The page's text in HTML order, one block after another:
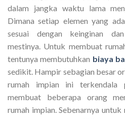
dalam jangka waktu lama
Dimana setiap elemen yang
sesuai dengan keinginan
mestinya. Untuk membuat
tentunya membutuhkan biaya
sedikit. Hampir sebagian besar
rumah impian ini terkendala
membuat beberapa orang
rumah impian. Sebenarnya untuk